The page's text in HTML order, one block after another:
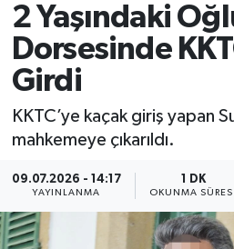
2 Yaşındaki
Dorsesinde
Girdi
KKTC’ye kaçak giriş yapan
mahkemeye çıkarıldı.
09.07.2026 - 14:17
YAYINLANMA
1 DK
OKUNMA SÜRESI